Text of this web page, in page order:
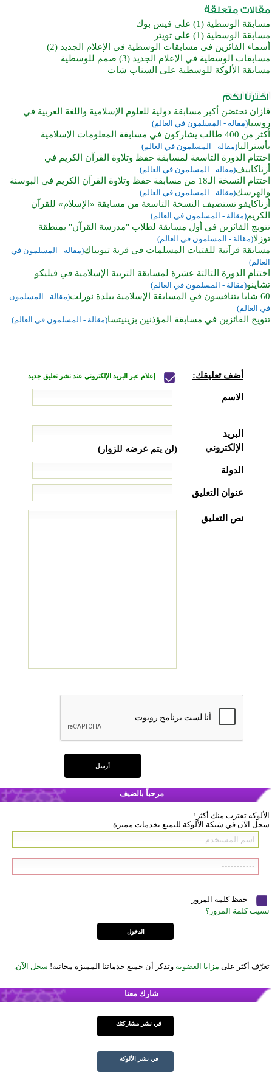
مسابقة الوسطية (1) على فيس بوك
مسابقة الوسطية (1) على تويتر
أسماء الفائزين في مسابقات الوسطية في الإعلام الجديد (2)
مسابقات الوسطية في الإعلام الجديد (3) صمم للوسطية
مسابقة الألوكة للوسطية على السناب شات
قازان تحتضن أكبر مسابقة دولية للعلوم الإسلامية واللغة العربية في
روسيا(مقالة - المسلمون في العالم)
أكثر من 400 طالب يشاركون في مسابقة المعلومات الإسلامية
بأستراليا(مقالة - المسلمون في العالم)
اختتام الدورة التاسعة لمسابقة حفظ وتلاوة القرآن الكريم في
أزناكاييف(مقالة - المسلمون في العالم)
اختتام النسخة الـ18 من مسابقة حفظ وتلاوة القرآن الكريم في البوسنة
والهرسك(مقالة - المسلمون في العالم)
أزناكايفو تستضيف النسخة التاسعة من مسابقة «الإسلام» للقرآن
الكريم(مقالة - المسلمون في العالم)
تتويج الفائزين في أول مسابقة لطلاب "مدرسة القرآن" بمنطقة
توزلا(مقالة - المسلمون في العالم)
مسابقة قرآنية للفتيات المسلمات في قرية تيوبياك(مقالة - المسلمون في
العالم)
اختتام الدورة الثالثة عشرة لمسابقة التربية الإسلامية في فيليكو
تشاينو(مقالة - المسلمون في العالم)
60 شابا يتنافسون في المسابقة الإسلامية ببلدة نورلت
(مقالة - المسلمون
في العالم)
تتويج الفائزين في مسابقة المؤذنين بزينيتسا(مقالة - المسلمون في العالم)
أضف تعليقك: إعلام عبر البريد الإلكتروني عند نشر تعليق جديد
الاسم
البريد
الإلكتروني
(لن يتم عرضه للزوار)
الدولة
عنوان التعليق
نص التعليق
مرحباً بالضيف
الألوكة تقترب منك أكثر!
سجل الآن في شبكة الألوكة للتمتع بخدمات مميزة.
حفظ كلمة المرور
نسيت كلمة المرور؟
تعرّف أكثر على مزايا العضوية وتذكر أن جميع خدماتنا المميزة مجانية! سجل الآن.
شارك معنا
في نشر مشاركتك
في نشر الألوكة